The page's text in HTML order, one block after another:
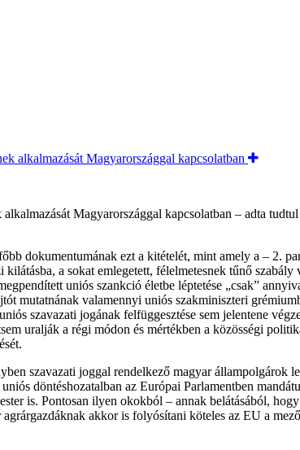
Magyarországgal kapcsolatban – adta
dokumentumának ezt a kitételét, mint amely a – 2.
a sokat emlegetett, félelmetesnek tűnő
uniós szankció életbe léptetése „csak”
mutatnának valamennyi uniós szakminiszteri
szavazati jogának felfüggesztése sem jelentene
uralják a régi módon és mértékben a közösségi
szavazati joggal rendelkező magyar állampolgárok
döntéshozatalban az Európai Parlamentben
is. Pontosan ilyen okokból – annak belátásából,
akkor is folyósítani köteles az EU a